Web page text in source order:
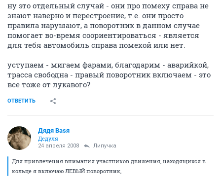
ну это отдельный случай - они про помеху справа не
знают наверно и перестроение, т.е. они просто
правила нарушают, а поворотник в данном случае
помогает во-время соориентироваться - является
для тебя автомобиль справа помехой или нет.
уступаем - мигаем фарами, благодарим - аварийкой,
трасса свободна - правый поворотник включаем - это
все тоже от лукавого?
ОТВЕТИТЬ
Дядя Ваsя
Дедуля
24 апреля 2008 Липучка
Для привлечения внимания участников движения, находящихся в
кольце я включаю ЛЕВЫЙ поворотник,